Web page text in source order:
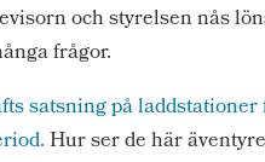
och styrelsen nås
frågor.
satsning på
Hur ser de här